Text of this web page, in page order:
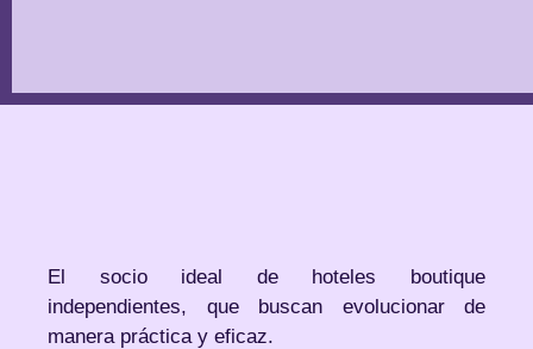
El socio ideal de hoteles boutique
independientes, que buscan evolucionar de
manera práctica y eficaz.